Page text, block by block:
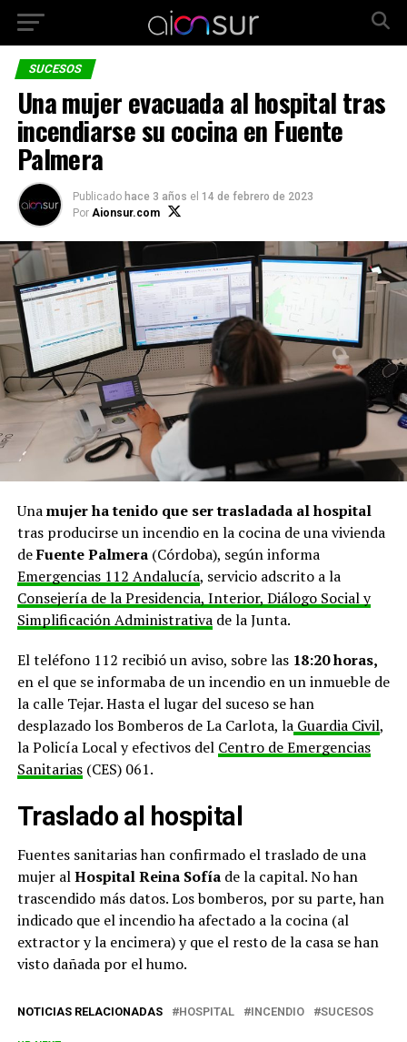
SUCESOS
Una mujer evacuada al hospital tras
incendiarse su cocina en Fuente
Palmera
Publicado hace 3 años el 14 de febrero de 2023
Por Aionsur.com
Unamujer ha tenido que ser trasladada al hospital
tras producirse un incendio en la cocina de una vivienda
deFuente Palmera(Córdoba), según informa
Emergencias 112 Andalucía, servicio adscrito a la
Consejería de la Presidencia, Interior, Diálogo Social y
Simplificación Administrativade la Junta.
El teléfono 112 recibió un aviso, sobre las 18:20 horas,
en el que se informaba de un incendio en un inmueble de
la calle Tejar. Hasta el lugar del suceso se han
desplazado los Bomberos de La Carlota, laGuardia Civil,
la Policía Local y efectivos del Centro de Emergencias
Sanitarias(CES) 061.
Traslado al hospital
Fuentes sanitarias han confirmado el traslado de una
mujer alHospital Reina Sofíade la capital. No han
trascendido más datos. Los bomberos, por su parte, han
indicado que el incendio ha afectado a la cocina (al
extractor y la encimera) y que el resto de la casa se han
visto dañada por el humo.
NOTICIAS RELACIONADAS HOSPITAL INCENDIO SUCESOS